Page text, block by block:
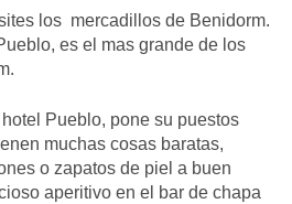
los mercadillos de Benidorm.
es el mas grande de los
Pueblo, pone su puestos
muchas cosas baratas,
o zapatos de piel a buen
aperitivo en el bar de chapa